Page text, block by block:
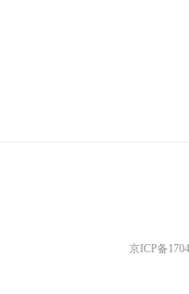
京ICP备